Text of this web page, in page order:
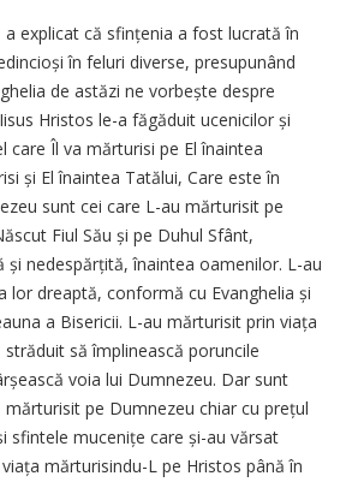
explicat că sfin­țenia a fost lucrată în
în feluri diverse, presupunând
de astăzi ne vorbește despre
Hristos le-a făgăduit ucenicilor și
care Îl va mărturisi pe El înaintea
și El înaintea Tatălui, Care este în
sunt cei care L-au mărturisit pe
Fiul Său și pe Duhul Sfânt,
și nedespărțită, înaintea oamenilor. L-au
lor dreaptă, conformă cu Evanghelia și
a Bisericii. L-au mărturisit prin viața
să împlinească poruncile
voia lui Dumnezeu. Dar sunt
pe Dumnezeu chiar cu prețul
sfintele mucenițe care și-au vărsat
mărturisindu-L pe Hristos până în